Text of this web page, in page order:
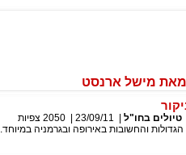
מישל ארנסט
טיולים בחו"ל 23/09/11
2050 צפיות
והחשובות באירופה ובגרמניה במיוחד.